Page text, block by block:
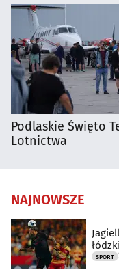
Podlaskie Święto
Lotnictwa
NAJNOWSZE
SPORT